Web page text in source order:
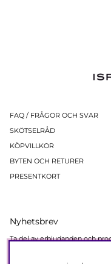
FAQ / FRÅGOR OCH SVAR
SKÖTSELRÅD
KÖPVILLKOR
BYTEN OCH RETURER
PRESENTKORT
Nyhetsbrev
Ta del av erbjudanden och